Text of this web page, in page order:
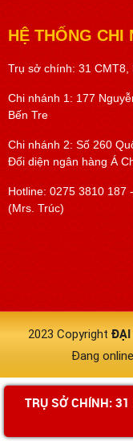
HỆ THỐNG CHI
Trụ sở chính: 31 CMT8,
Chi nhánh 1: 177
Bến Tre
Chi nhánh 2: Số 260
Đối diện ngân hàng Á
Hotline: 0275 3810 187
(Mrs. Trúc)
2023 Copyright ĐẠI
Đang
TRỤ SỞ CHÍNH: 31